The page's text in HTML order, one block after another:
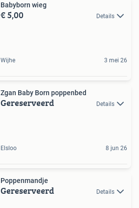
Babyborn wieg
€ 5,00 Details
Wijhe 3 mei 26
Zgan Baby Born poppenbed
Gereserveerd Details
Elsloo 8 jun 26
Poppenmandje
Gereserveerd Details